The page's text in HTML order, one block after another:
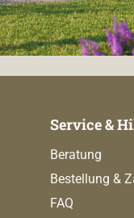
Service &
Beratung
Bestellung &
FAQ